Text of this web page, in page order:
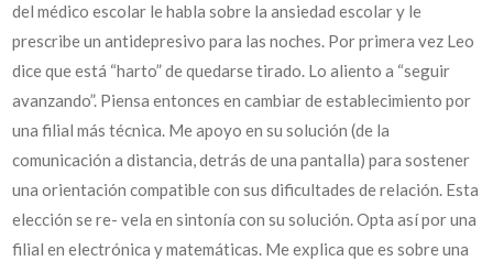
del médico escolar le habla sobre la ansiedad escolar y le
prescribe un antidepresivo para las noches. Por primera vez Leo
dice que está “harto” de quedarse tirado. Lo aliento a “seguir
avanzando”. Piensa entonces en cambiar de establecimiento por
una filial más técnica. Me apoyo en su solución (de la
comunicación a distancia, detrás de una pantalla) para sostener
una orientación compatible con sus dificultades de relación. Esta
elección se re- vela en sintonía con su solución. Opta así por una
filial en electrónica y matemáticas. Me explica que es sobre una